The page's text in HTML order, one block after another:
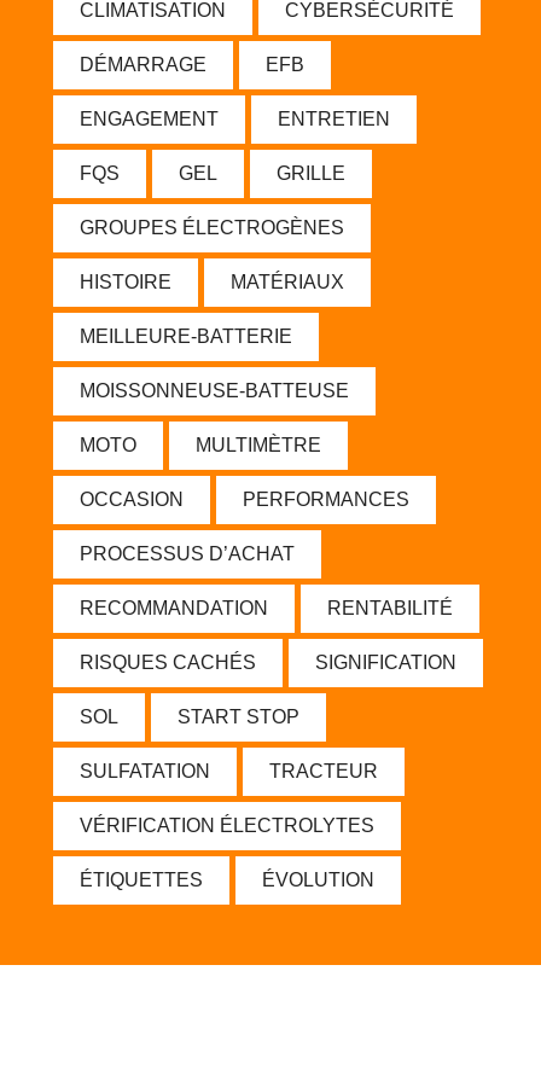
CLIMATISATION CYBERSÉCURITÉ
DÉMARRAGE EFB
ENGAGEMENT ENTRETIEN
FQS GEL GRILLE
GROUPES ÉLECTROGÈNES
HISTOIRE MATÉRIAUX
MEILLEURE-BATTERIE
MOISSONNEUSE-BATTEUSE
MOTO MULTIMÈTRE
OCCASION PERFORMANCES
PROCESSUS D’ACHAT
RECOMMANDATION RENTABILITÉ
RISQUES CACHÉS SIGNIFICATION
SOL START STOP
SULFATATION TRACTEUR
VÉRIFICATION ÉLECTROLYTES
ÉTIQUETTES ÉVOLUTION